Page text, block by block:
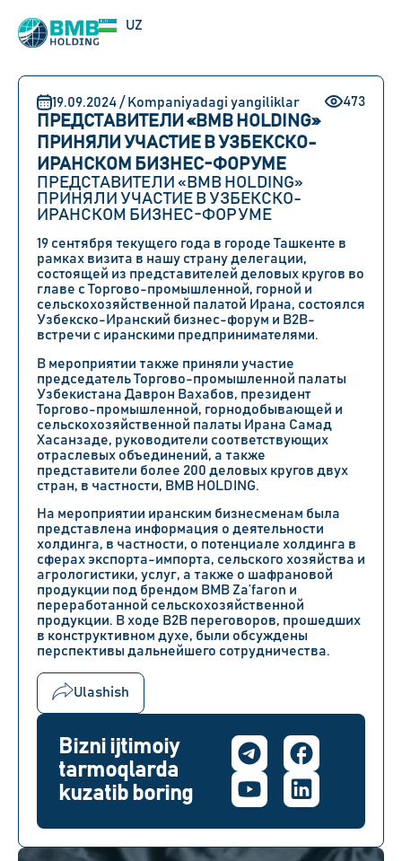
UZ
RU
19.09.2024 / Kompaniyadagi yangiliklar 473
ПРЕДСТАВИТЕЛИ «BMB HOLDING»
ПРИНЯЛИ УЧАСТИЕ В УЗБЕКСКО-
ИРАНСКОМ БИЗНЕС-ФОРУМЕ
ПРЕДСТАВИТЕЛИ «BMB HOLDING»
ПРИНЯЛИ УЧАСТИЕ В УЗБЕКСКО-
ИРАНСКОМ БИЗНЕС-ФОРУМЕ
19 сентября текущего года в городе Ташкенте в
рамках визита в нашу страну делегации,
состоящей из представителей деловых кругов во
главе с Торгово-промышленной, горной и
сельскохозяйственной палатой Ирана, состоялся
Узбекско-Иранский бизнес-форум и B2B-
встречи с иранскими предпринимателями.
В мероприятии также приняли участие
председатель Торгово-промышленной палаты
Узбекистана Даврон Вахабов, президент
Торгово-промышленной, горнодобывающей и
сельскохозяйственной палаты Ирана Самад
Хасанзаде, руководители соответствующих
отраслевых объединений, а также
представители более 200 деловых кругов двух
стран, в частности, BMB HOLDING.
На мероприятии иранским бизнесменам была
представлена информация о деятельности
холдинга, в частности, о потенциале холдинга в
сферах экспорта-импорта, сельского хозяйства и
агрологистики, услуг, а также о шафрановой
продукции под брендом BMB Za’faron и
переработанной сельскохозяйственной
продукции. В ходе B2B переговоров, прошедших
в конструктивном духе, были обсуждены
перспективы дальнейшего сотрудничества.
Ulashish
Bizni ijtimoiy
tarmoqlarda
kuzatib boring